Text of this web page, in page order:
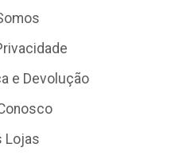
e Devolução
Lojas